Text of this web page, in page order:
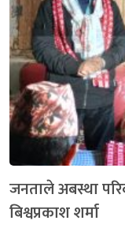
जनताले अबस्था
बिश्वप्रकाश शर्मा